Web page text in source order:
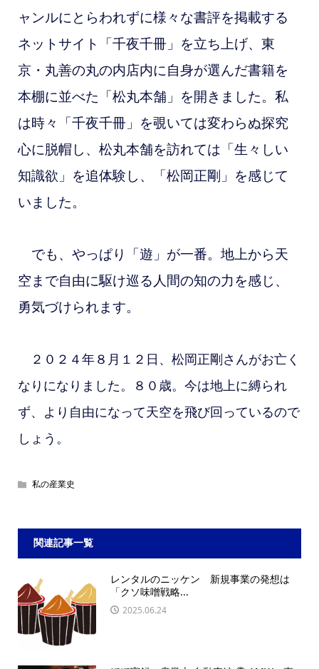
ャンルにとらわれずに様々な書評を掲載する
ネットサイト「千夜千冊」を立ち上げ、東
京・丸善の丸の内店内に自身が選んだ書籍を
本棚に並べた「松丸本舗」を開きました。私
は時々「千夜千冊」を覗いては変わらぬ探究
心に脱帽し、松丸本舗を訪れては「生々しい
知識欲」を追体験し、「松岡正剛」を感じて
いました。
でも、やっぱり「遊」が一番。地上から天
空まで自由に駆け巡る人間の知の力を感じ、
勇気づけられます。
２０２４年８月１２日、松岡正剛さんがお亡く
なりになりました。８０歳。今は地上に縛られ
ず、より自由になって天空を飛び回っているので
しょう。
私の産業史
関連記事一覧
レンタルのニッケン 新規事業の発想は
「クソ味噌戦略...
2025.06.24